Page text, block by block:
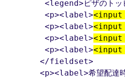
<legend>ピザのト
  <p><label>
<input
  <p><label>
<input
  <p><label>
<input
  <p><label>
<input
</fieldset>
<p><label>希望配